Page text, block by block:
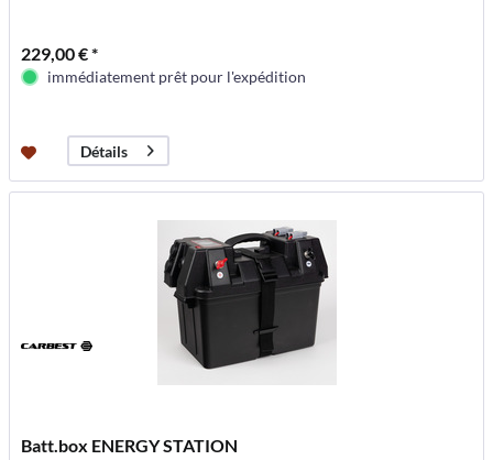
229,00 € *
immédiatement prêt pour l'expédition
Détails
Batt.box ENERGY STATION